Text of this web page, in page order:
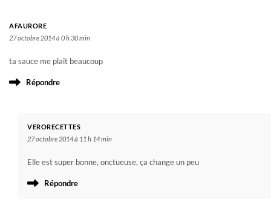
AFAURORE
27 octobre 2014 à 0 h 30 min
ta sauce me plaît beaucoup
Répondre
VERORECETTES
27 octobre 2014 à 11 h 14 min
Elle est super bonne, onctueuse, ça change un peu
Répondre